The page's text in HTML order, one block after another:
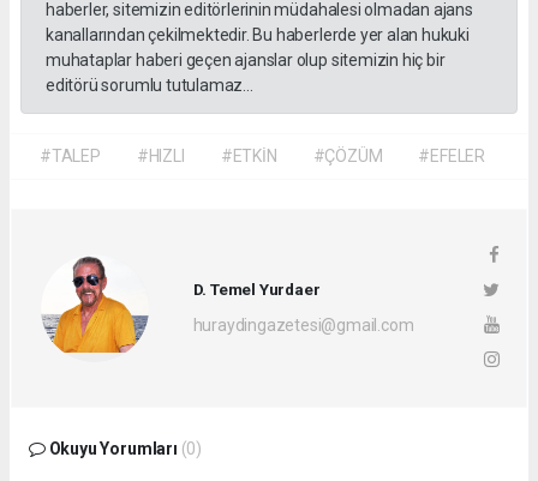
haberler, sitemizin editörlerinin müdahalesi olmadan ajans
kanallarından çekilmektedir. Bu haberlerde yer alan hukuki
muhataplar haberi geçen ajanslar olup sitemizin hiç bir
editörü sorumlu tutulamaz...
#TALEP #HIZLI #ETKİN #ÇÖZÜM #EFELER
D. Temel Yurdaer
huraydingazetesi@gmail.com
Okuyu Yorumları (0)